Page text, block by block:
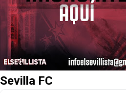
Sevilla FC